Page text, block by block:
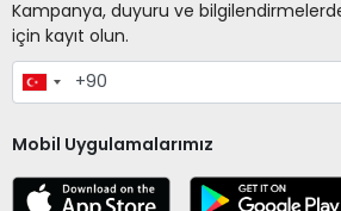
Kampanya, duyuru ve
için kayıt olun.
Mobil Uygulamalarımız